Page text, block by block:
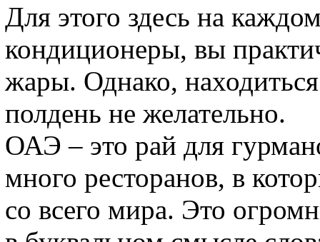
Для этого здесь на
кондиционеры, вы
жары. Однако,
полдень не желательно.
ОАЭ – это рай для
много ресторанов, в
со всего мира. Это